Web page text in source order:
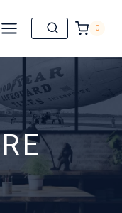
0